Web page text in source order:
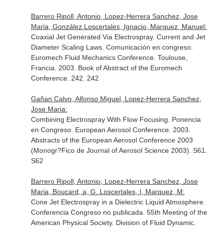
Barrero Ripoll, Antonio, Lopez-Herrera Sanchez, Jose
Maria, González Loscertales, Ignacio, Marquez, Manuel:
Coaxial Jet Generated Via Electrospray. Current and Jet
Diameter Scaling Laws. Comunicación en congreso.
Euromech Fluid Mechanics Conference. Toulouse,
Francia. 2003. Book of Abstract of the Euromech
Conference. 242. 242
Gañan Calvo, Alfonso Miguel, Lopez-Herrera Sanchez,
Jose Maria:
Combining Electrospray With Flow Focusing. Ponencia
en Congreso. European Aerosol Conference. 2003.
Abstracts of the European Aerosol Conference 2003
(Monogr?Fico de Journal of Aerosol Science 2003). S61.
S62
Barrero Ripoll, Antonio, Lopez-Herrera Sanchez, Jose
Maria, Boucard, a, G. Loscertales, I, Marquez, M:
Cone Jet Electrospray in a Dielectric Liquid Atmosphere.
Conferencia Congreso no publicada. 55th Meeting of the
American Physical Society. Division of Fluid Dynamic.